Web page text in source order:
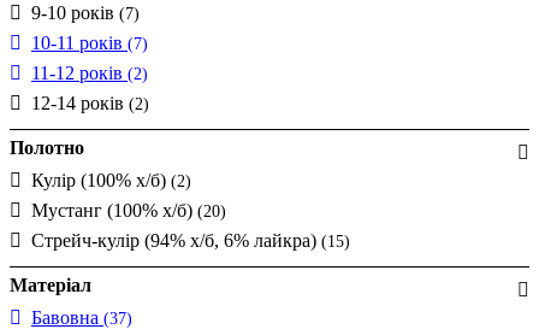
9-10 років (7)
10-11 років (7)
11-12 років (2)
12-14 років (2)
Полотно
Кулір (100% х/б) (2)
Мустанг (100% х/б) (20)
Стрейч-кулір (94% х/б, 6% лайкра) (15)
Матеріал
Бавовна (37)